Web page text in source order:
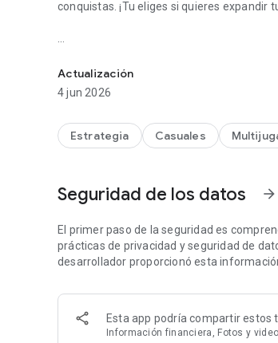
conquistas. ¡Tu eliges si quieres
- Jugable gratuitamente
- Construye tu aldea convirtiéndola en una
- Recoleta y combina numerosos
- Utiliza la magia de los misteriosos
- Júntate con otros jefes formando
- Revive la edad de los celtas y los
De una aldea hasta convertirse en un
no es tan pacífico como parece y la
aldea. Algunas buscan una nueva conquista, otras socios comerciales o quieren darte la bienvenida como miembro
de su tribu.
Actualización
4 jun 2026
Estrategia Casuales
Seguridad de los datos arrow_forward
El primer paso de la seguridad es
prácticas de privacidad y seguridad de
desarrollador proporcionó esta
Esta app podría compartir estos
Información financiera, Fotos y